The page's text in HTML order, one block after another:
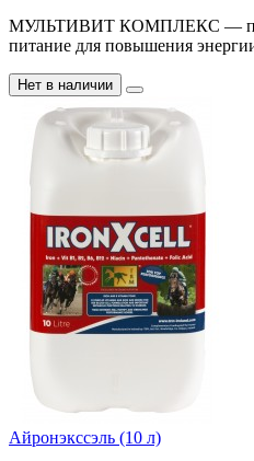
МУЛЬТИВИТ КОМПЛЕКС —
питание для повышения
Нет в наличии
Айронэкссэль (10 л)